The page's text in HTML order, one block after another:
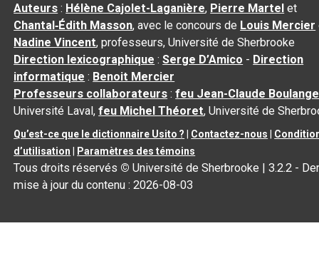
Auteurs : Hélène Cajolet-Laganière, Pierre Martel et
Chantal‑Édith Masson, avec le concours de Louis Mercier
Nadine Vincent, professeurs, Université de Sherbrooke
Direction lexicographique :Serge D’Amico - Direction
informatique : Benoit Mercier
Professeurs collaborateurs :feu Jean-Claude
Université Laval,feu Michel Théoret, Université de
Qu’est-ce que le dictionnaire Usito ? Contactez-nous
d’utilisation
Paramètres des témoins
Tous droits réservés © Université de Sherbrooke |3.2.2 -
mise à jour du contenu :2026-08-03